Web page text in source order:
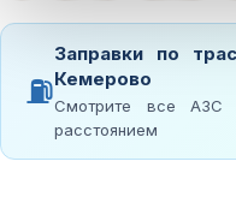
⛽
Заправки по
Кемерово
Смотрите все АЗС
расстоянием